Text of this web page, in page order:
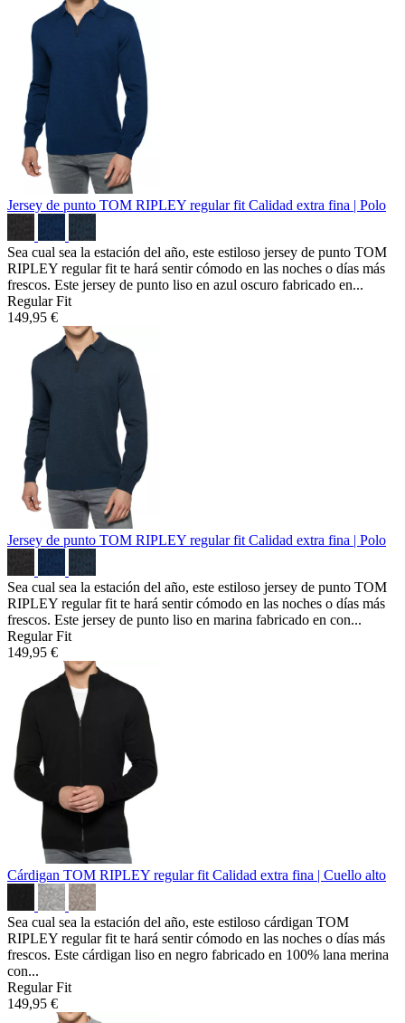
Jersey de punto TOM RIPLEY regular fit Calidad extra fina | Polo
Sea cual sea la estación del año, este estiloso jersey de punto TOM
RIPLEY regular fit te hará sentir cómodo en las noches o días más
frescos. Este jersey de punto liso en azul oscuro fabricado en...
Regular Fit
149,95 €
Jersey de punto TOM RIPLEY regular fit Calidad extra fina | Polo
Sea cual sea la estación del año, este estiloso jersey de punto TOM
RIPLEY regular fit te hará sentir cómodo en las noches o días más
frescos. Este jersey de punto liso en marina fabricado en con...
Regular Fit
149,95 €
Cárdigan TOM RIPLEY regular fit Calidad extra fina | Cuello alto
Sea cual sea la estación del año, este estiloso cárdigan TOM
RIPLEY regular fit te hará sentir cómodo en las noches o días más
frescos. Este cárdigan liso en negro fabricado en 100% lana merina
con...
Regular Fit
149,95 €